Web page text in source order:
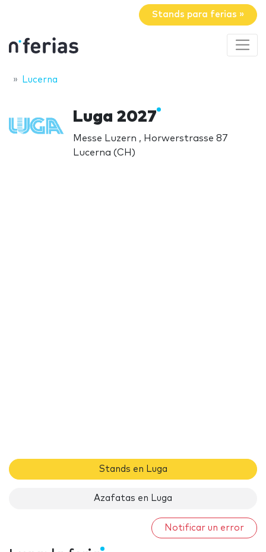
Stands para ferias »
Lucerna
Luga 2027
Messe Luzern , Horwerstrasse 87
Lucerna (CH)
Stands en Luga
Azafatas en Luga
Notificar un error